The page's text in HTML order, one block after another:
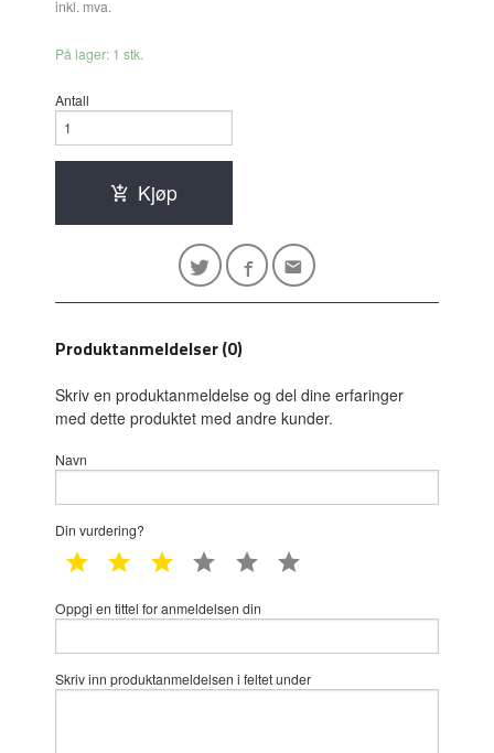
inkl. mva.
På lager: 1 stk.
Antall
Kjøp
Produktanmeldelser (0)
Skriv en produktanmeldelse og del dine erfaringer
med dette produktet med andre kunder.
Navn
Din vurdering?
1 star 2 star 3 star 4 star 5 star
Oppgi en tittel for anmeldelsen din
Skriv inn produktanmeldelsen i feltet under